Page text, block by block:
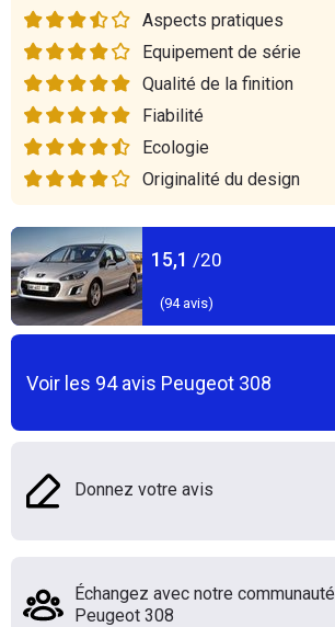
Aspects pratiques
Equipement de série
Qualité de la finition
Fiabilité
Ecologie
Originalité du design
15,1 /20
(94avis)
Voir les 94avis Peugeot 308
Donnez votre avis
Échangez avec notre communauté
Peugeot 308